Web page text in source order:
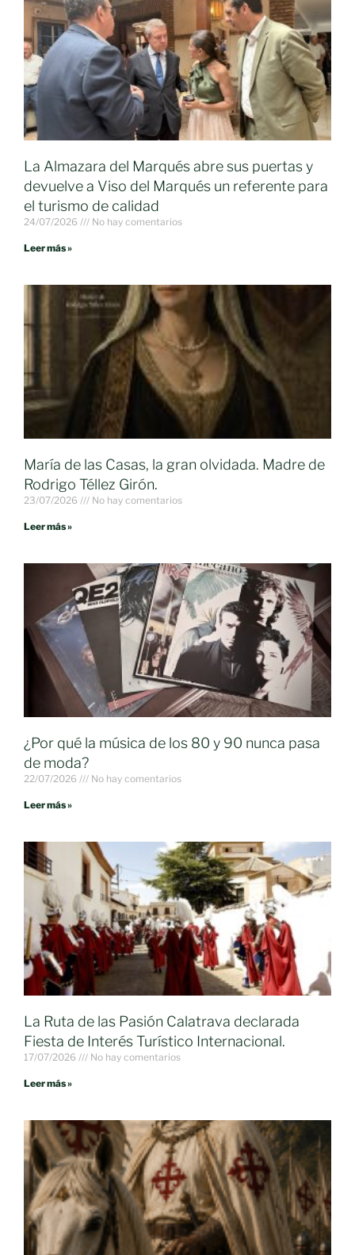
La Almazara del Marqués abre sus puertas y
devuelve a Viso del Marqués un referente para
el turismo de calidad
24/07/2026 No hay comentarios
Leer más »
María de las Casas, la gran olvidada. Madre de
Rodrigo Téllez Girón.
23/07/2026 No hay comentarios
Leer más »
¿Por qué la música de los 80 y 90 nunca pasa
de moda?
22/07/2026 No hay comentarios
Leer más »
La Ruta de las Pasión Calatrava declarada
Fiesta de Interés Turístico Internacional.
17/07/2026 No hay comentarios
Leer más »